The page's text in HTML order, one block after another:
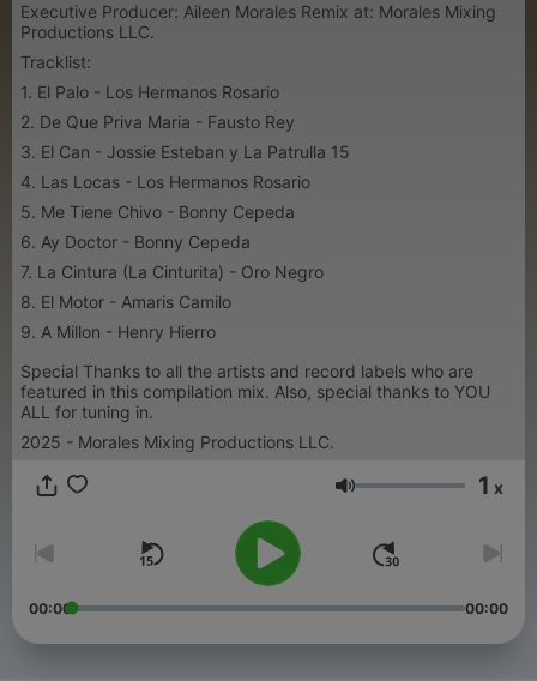
Executive Producer: Aileen Morales Remix at: Morales Mixing
Productions LLC.
Tracklist:
1. El Palo - Los Hermanos Rosario
2. De Que Priva Maria - Fausto Rey
3. El Can - Jossie Esteban y La Patrulla 15
4. Las Locas - Los Hermanos Rosario
5. Me Tiene Chivo - Bonny Cepeda
6. Ay Doctor - Bonny Cepeda
7. La Cintura (La Cinturita) - Oro Negro
8. El Motor - Amaris Camilo
9. A Millon - Henry Hierro
Special Thanks to all the artists and record labels who are
featured in this compilation mix. Also, special thanks to YOU
ALL for tuning in.
2025 - Morales Mixing Productions LLC.
Volumen 1 x
00:00 00:00